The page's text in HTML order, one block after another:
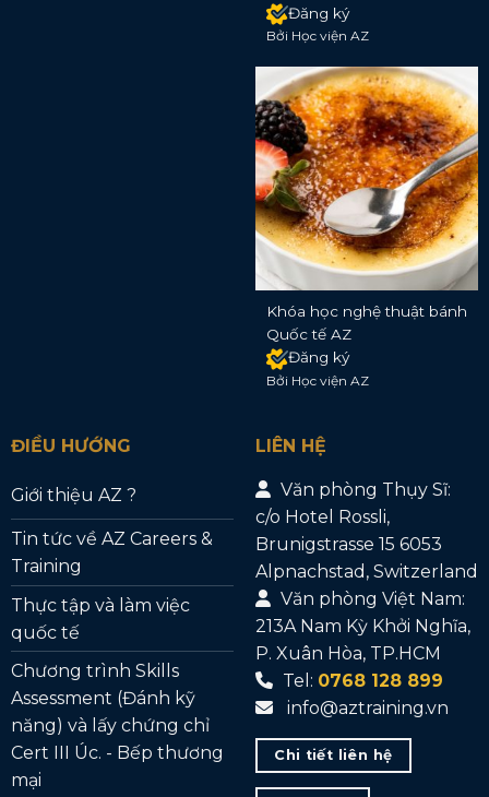
Đăng ký
Bởi Học viện AZ
Khóa học nghệ thuật bánh
Quốc tế AZ
Đăng ký
Bởi Học viện AZ
ĐIỀU HƯỚNG
Giới thiệu AZ ?
Tin tức về AZ Careers &
Training
Thực tập và làm việc
quốc tế
Chương trình Skills
Assessment (Đánh kỹ
năng) và lấy chứng chỉ
Cert III Úc. - Bếp thương
mại
LIÊN HỆ
Văn phòng Thụy Sĩ:
c/o Hotel Rossli,
Brunigstrasse 15 6053
Alpnachstad, Switzerland
Văn phòng Việt Nam:
213A Nam Kỳ Khởi Nghĩa,
P. Xuân Hòa, TP.HCM
Tel: 0768 128 899
info@aztraining.vn
Chi tiết liên hệ